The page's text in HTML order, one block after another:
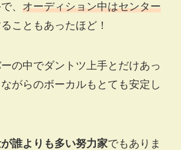
、 オーディション中はセンター
こともあったほど！
の中でダントツ上手とだけあっ
がらのボーカルもとても安定し
誰よりも多い努力家でもありま